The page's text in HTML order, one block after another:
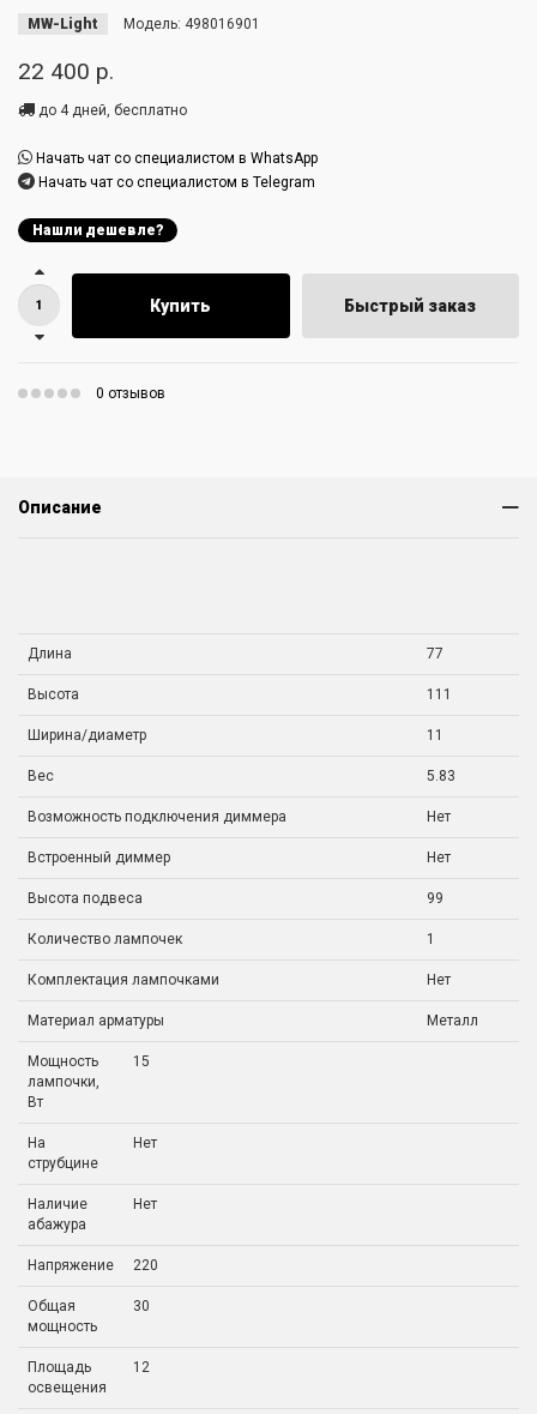
MW-Light Модель: 498016901
22 400 р.
до 4 дней, бесплатно
Начать чат со специалистом в WhatsApp
Начать чат со специалистом в Telegram
Нашли дешевле?
Купить Быстрый заказ
0 отзывов
Описание
Длина 77
Высота 111
Ширина/диаметр 11
Вес 5.83
Возможность подключения диммера Нет
Встроенный диммер Нет
Высота подвеса 99
Количество лампочек 1
Комплектация лампочками Нет
Материал арматуры Металл
Мощность
лампочки,
Вт
15
На
струбцине
Нет
Наличие
абажура
Нет
Напряжение 220
Общая
мощность
30
Площадь
освещения
12